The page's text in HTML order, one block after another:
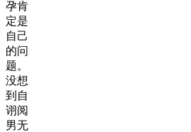
孕肯
定是
自己
的问
题。
没想
到自
诩阅
男无